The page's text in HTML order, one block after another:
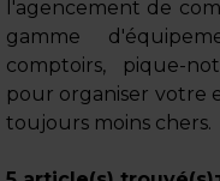
l'agencement de
gamme
comptoirs, pique-
pour organiser votre
toujours moins chers.